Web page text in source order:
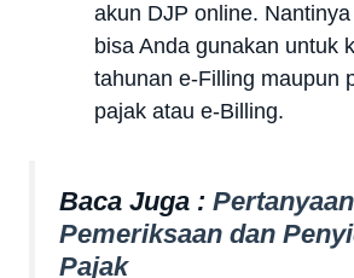
akun DJP online.
bisa Anda gunakan untuk
tahunan e-Filling maupun
pajak atau e-Billing.
Baca Juga :
Pemeriksaan dan
Pajak